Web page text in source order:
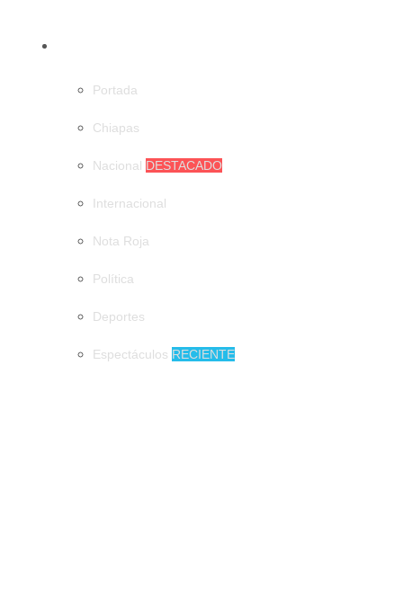
Portada
Chiapas
Nacional DESTACADO
Internacional
Nota Roja
Política
Deportes
Espectáculos RECIENTE